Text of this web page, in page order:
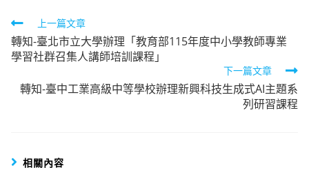
Read
more
articles
上一篇文章
轉知-臺北市立大學辦理「教育部115年度中小學教師專業
學習社群召集人講師培訓課程」
下一篇文章
轉知-臺中工業高級中等學校辦理新興科技生成式AI主題系
列研習課程
相關內容